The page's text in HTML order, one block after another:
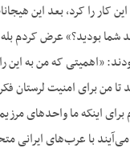
را کرد، بعد این
شما بودید؟» عرض کردم
«اهمیتی که من به
تا من برای امنیت
ما واحدهای مرزیمان
با عرب‌های ایرانی